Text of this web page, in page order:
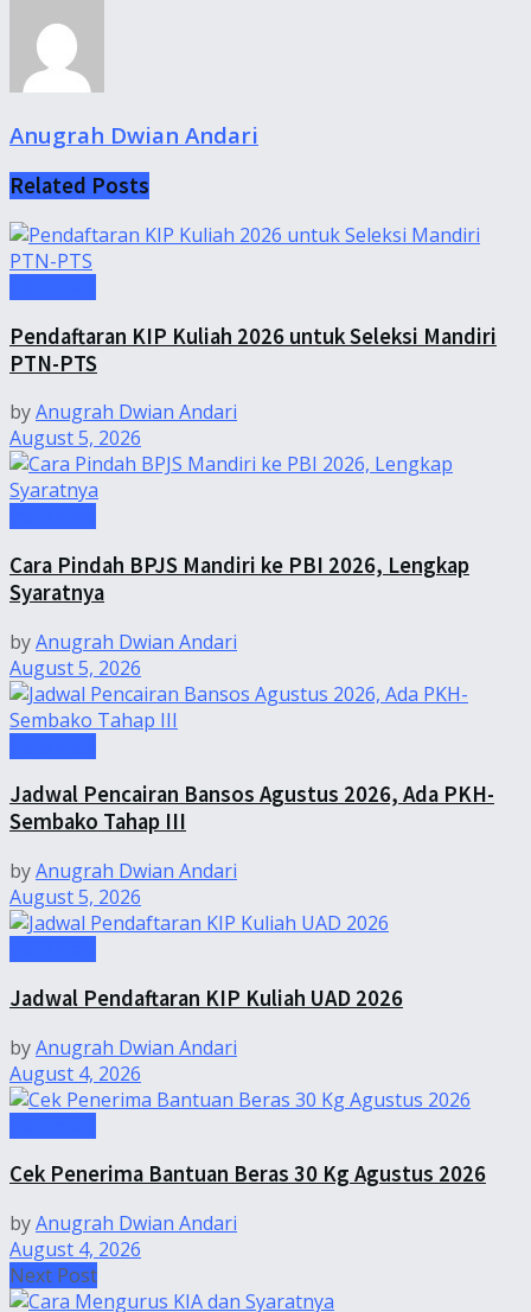
Anugrah Dwian Andari
Related Posts
Pendaftaran KIP Kuliah 2026 untuk Seleksi Mandiri
PTN-PTS
byAnugrah Dwian Andari
August 5, 2026
Cara Pindah BPJS Mandiri ke PBI 2026, Lengkap
Syaratnya
byAnugrah Dwian Andari
August 5, 2026
Jadwal Pencairan Bansos Agustus 2026, Ada PKH-
Sembako Tahap III
byAnugrah Dwian Andari
August 5, 2026
Jadwal Pendaftaran KIP Kuliah UAD 2026
byAnugrah Dwian Andari
August 4, 2026
Cek Penerima Bantuan Beras 30 Kg Agustus 2026
byAnugrah Dwian Andari
August 4, 2026
Next Post